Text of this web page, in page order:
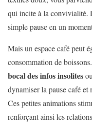
qui incite à la convivialité.
simple pause en un
Mais un espace café peut
consommation de
bocal des infos insolites
dynamiser la pause café et
Ces petites animations
renforçant ainsi les